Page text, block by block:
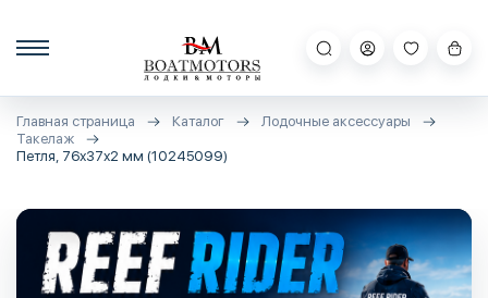
Главная страница Каталог
Лодочные аксессуары
Такелаж
Петля, 76х37х2 мм (10245099)